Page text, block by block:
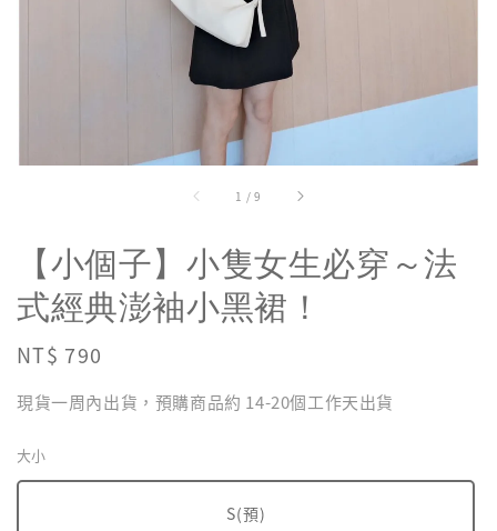
1 /9
【小個子】小隻女生必穿～法
式經典澎袖小黑裙！
Regular
NT$ 790
現貨一周內出貨，預購商品約 14-20個工作天出貨
大小
S(預)